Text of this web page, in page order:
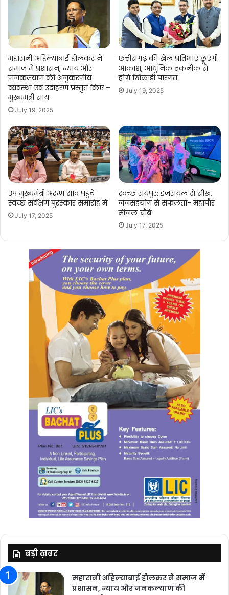
महारानी अहिल्याबाई होलकर ने
समाज में प्रशासन, न्याय और
जनकल्याण की अनुकरणीय
व्यवस्था एवं उदाहरण प्रस्तुत किए –
मुख्यमंत्री साय
July 19, 2025
छत्तीसगढ़ की खेल प्रतिभाएं छूएंगी
आकाश, आधुनिक तकनीक से
होंगे खिलाड़ी पारंगत
July 19, 2025
उप मुख्यमंत्री अरुण साव पहुंचे
स्वच्छ सर्वेक्षण पुरस्कार समारोह में
July 17, 2025
स्वच्छ रायपुर: इज़रायल से सीख,
जनसहयोग से सफलता- महापौर
मीनल चौबे
July 17, 2025
बड़ी ख़बर
महारानी अहिल्याबाई होलकर ने समाज में
प्रशासन, न्याय और जनकल्याण की